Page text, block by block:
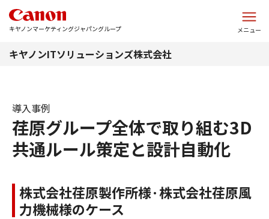
キヤノンマーケティングジャパングループ メニュー
キヤノンITソリューションズ株式会社
荏原グループ全体で取り組む3D
共通ルール策定と設計自動化
導入事例
株式会社荏原製作所様·株式会社荏原風
力機械様のケース